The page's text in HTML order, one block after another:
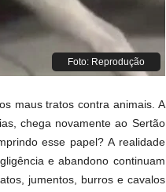
Foto: Reprodução
maus tratos contra animais. A
chega novamente ao Sertão
esse papel? A realidade
e abandono continuam
jumentos, burros e cavalos